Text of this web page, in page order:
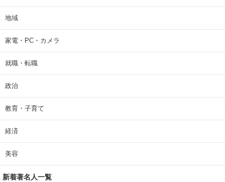
地域
家電・PC・カメラ
就職・転職
政治
教育・子育て
経済
美容
新着著名人一覧